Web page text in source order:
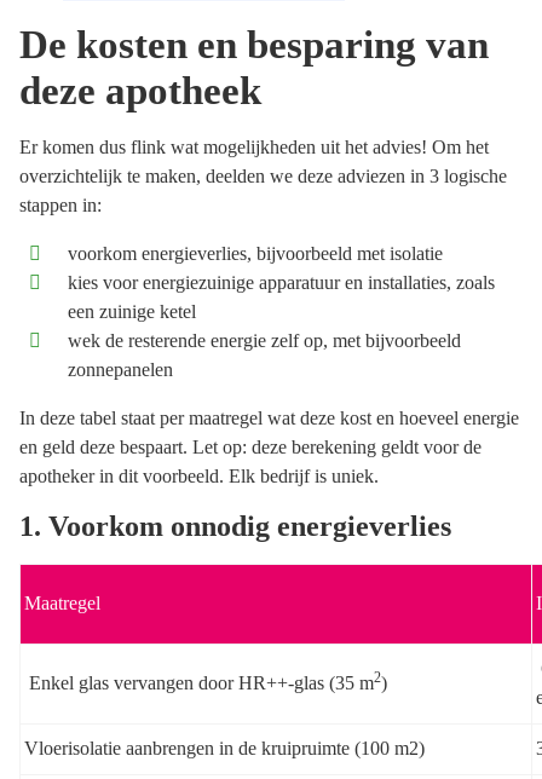
De kosten en besparing van
deze apotheek
Er komen dus flink wat mogelijkheden uit het advies! Om het
overzichtelijk te maken, deelden we deze adviezen in 3 logische
stappen in:
voorkom energieverlies, bijvoorbeeld met isolatie
kies voor energiezuinige apparatuur en installaties, zoals
een zuinige ketel
wek de resterende energie zelf op, met bijvoorbeeld
zonnepanelen
In deze tabel staat per maatregel wat deze kost en hoeveel energie
en geld deze bespaart. Let op: deze berekening geldt voor de
apotheker in dit voorbeeld. Elk bedrijf is uniek.
1. Voorkom onnodig energieverlies
Maatregel
Enkel glas vervangen door HR++-glas (35 m2)
Vloerisolatie aanbrengen in de kruipruimte (100 m2)